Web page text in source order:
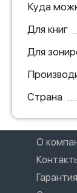
Куда
Для книг
Для
Страна
О
Гарантия